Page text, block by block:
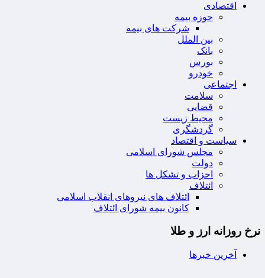
اقتصادی
حوزه بیمه
شرکت های بیمه
بین الملل
بانک
بورس
خودرو
اجتماعی
سلامت
قضایی
محیط زیست
گردشگری
سیاست و اقتصاد
مجلس شورای اسلامی
دولت
احزاب و تشکل ها
ائتلاف
ائتلاف های نیروهای انقلاب اسلامی
کانون بیمه شورای ائتلاف
نرخ روزانه ارز و طلا
آخرین خبرها